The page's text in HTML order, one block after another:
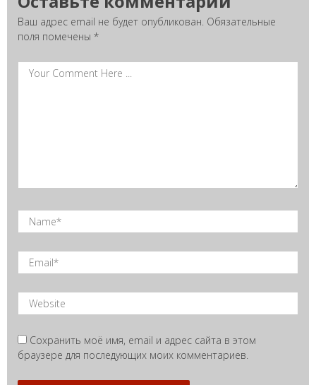
Ваш адрес email не будет опубликован. Обязательные
поля помечены *
Сохранить моё имя, email и адрес сайта в этом
браузере для последующих моих комментариев.